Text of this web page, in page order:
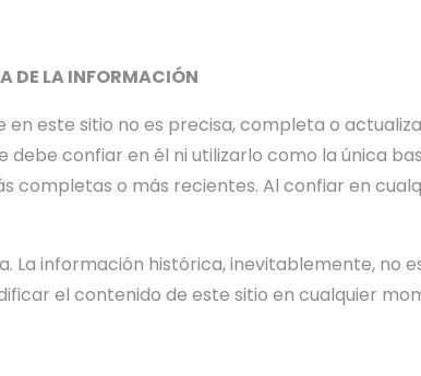
DE LA INFORMACIÓN
en este sitio no es precisa, completa o
confiar en él ni utilizarlo como la única
completas o más recientes. Al confiar en
La información histórica, inevitablemente, no
el contenido de este sitio en cualquier